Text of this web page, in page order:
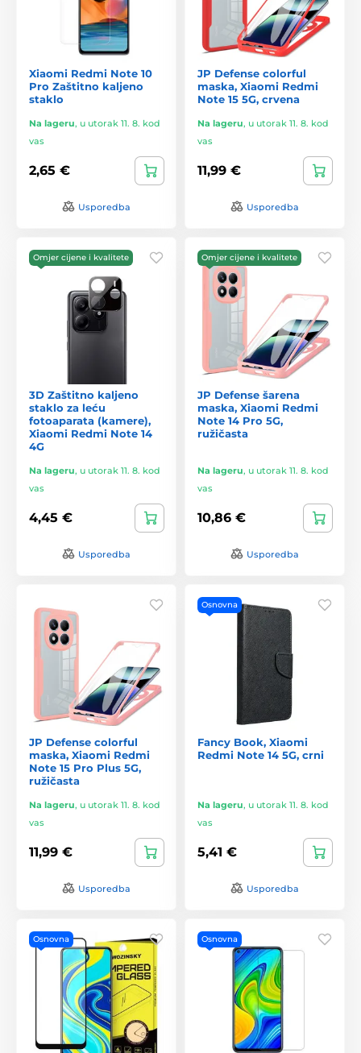
Xiaomi Redmi Note 10
Pro Zaštitno kaljeno
staklo
Na lageru, u utorak 11. 8. kod
vas
2,65 €
Usporedba
JP Defense colorful
maska, Xiaomi Redmi
Note 15 5G, crvena
Na lageru, u utorak 11. 8. kod
vas
11,99 €
Usporedba
Omjer cijene i kvalitete
3D Zaštitno kaljeno
staklo za leću
fotoaparata (kamere),
Xiaomi Redmi Note 14
4G
Na lageru, u utorak 11. 8. kod
vas
4,45 €
Usporedba
Omjer cijene i kvalitete
JP Defense šarena
maska, Xiaomi Redmi
Note 14 Pro 5G,
ružičasta
Na lageru, u utorak 11. 8. kod
vas
10,86 €
Usporedba
JP Defense colorful
maska, Xiaomi Redmi
Note 15 Pro Plus 5G,
ružičasta
Na lageru, u utorak 11. 8. kod
vas
11,99 €
Usporedba
Osnovna
Fancy Book, Xiaomi
Redmi Note 14 5G, crni
Na lageru, u utorak 11. 8. kod
vas
5,41 €
Usporedba
Osnovna Osnovna